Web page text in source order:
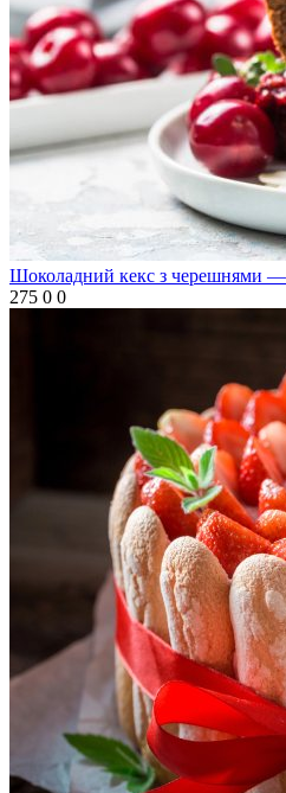
Шоколадний кекс з черешнями —
275 0 0